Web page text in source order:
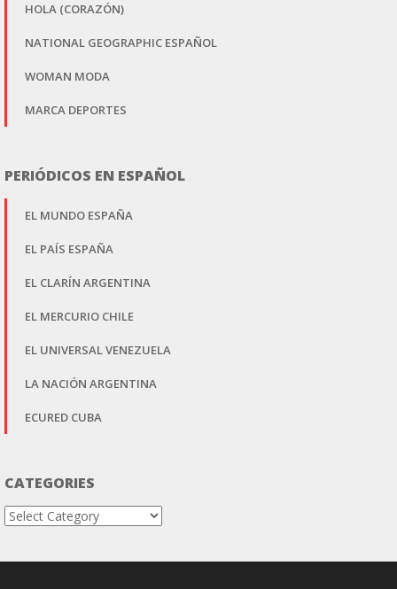
HOLA (CORAZÓN)
NATIONAL GEOGRAPHIC ESPAÑOL
WOMAN MODA
MARCA DEPORTES
PERIÓDICOS EN ESPAÑOL
EL MUNDO ESPAÑA
EL PAÍS ESPAÑA
EL CLARÍN ARGENTINA
EL MERCURIO CHILE
EL UNIVERSAL VENEZUELA
LA NACIÓN ARGENTINA
ECURED CUBA
CATEGORIES
Categories